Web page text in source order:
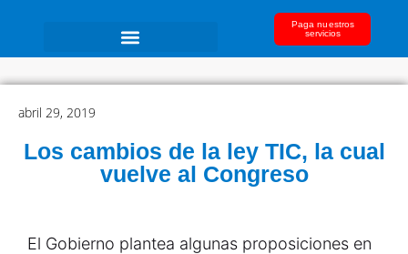
Paga nuestros
servicios
abril 29, 2019
Los cambios de la ley TIC, la cual
vuelve al Congreso
El Gobierno plantea algunas proposiciones en